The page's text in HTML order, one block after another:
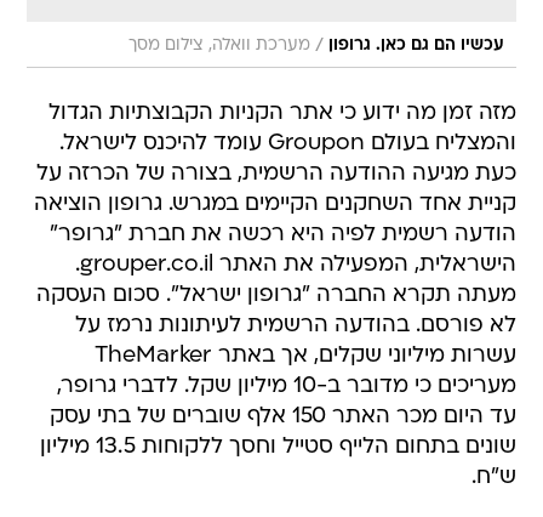
עכשיו הם גם כאן. גרופון / מערכת וואלה, צילום מסך
מזה זמן מה ידוע כי אתר הקניות הקבוצתיות הגדול
והמצליח בעולם Groupon עומד להיכנס לישראל.
כעת מגיעה ההודעה הרשמית, בצורה של הכרזה על
קניית אחד השחקנים הקיימים במגרש. גרופון הוציאה
הודעה רשמית לפיה היא רכשה את חברת "גרופר"
הישראלית, המפעילה את האתר grouper.co.il.
מעתה תקרא החברה "גרופון ישראל". סכום העסקה
לא פורסם. בהודעה הרשמית לעיתונות נרמז על
עשרות מיליוני שקלים, אך באתר TheMarker
מעריכים כי מדובר ב-10 מיליון שקל. לדברי גרופר,
עד היום מכר האתר 150 אלף שוברים של בתי עסק
שונים בתחום הלייף סטייל וחסך ללקוחות 13.5 מיליון
ש"ח.